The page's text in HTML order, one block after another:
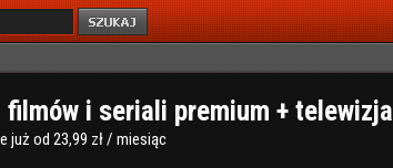
filmów i seriali premium + telewizja
już od 23,99 zł / miesiąc